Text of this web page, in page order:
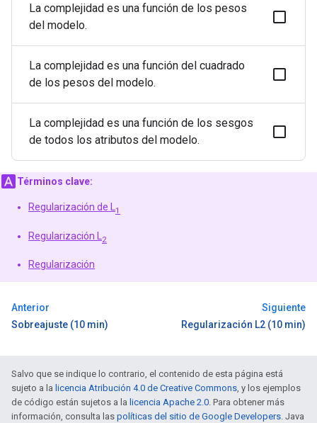
La complejidad es una función de los pesos
del modelo.
La complejidad es una función del cuadrado
de los pesos del modelo.
La complejidad es una función de los sesgos
de todos los atributos del modelo.
Términos clave:
Regularización de L 1
Regularización L 2
Regularización
Anterior
Sobreajuste (10 min)
Siguiente
Regularización L2 (10 min)
Salvo que se indique lo contrario, el contenido de esta página está
sujeto a la licencia Atribución 4.0 de Creative Commons, y los ejemplos
de código están sujetos a la licencia Apache 2.0. Para obtener más
información, consulta las políticas del sitio de Google Developers. Java